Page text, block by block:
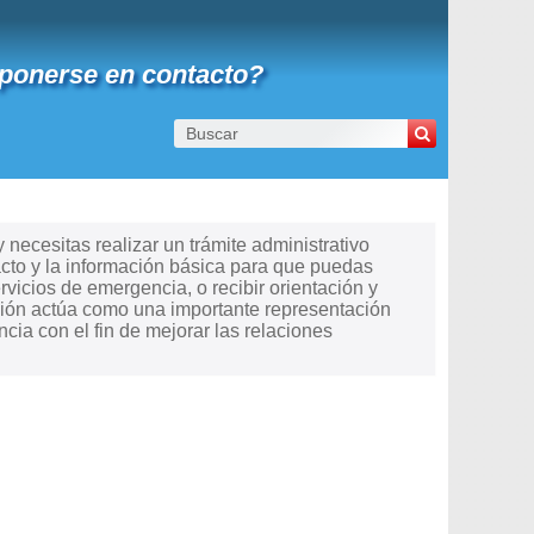
en contacto?
realizar un trámite administrativo
y la información básica para que puedas
de emergencia, o recibir orientación y
actúa como una importante representación
con el fin de mejorar las relaciones